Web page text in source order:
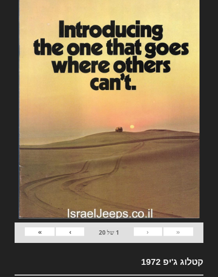
«
‹
1 של20
›
»
קטלוג ג'יפ 1972